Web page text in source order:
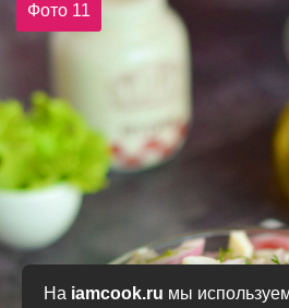
На iamcook.ru мы
Фото 11